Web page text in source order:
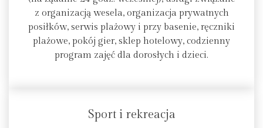
z organizacją wesela, organizacja prywatnych
posiłków, serwis plażowy i przy basenie, ręczniki
plażowe, pokój gier, sklep hotelowy, codzienny
program zajęć dla dorosłych i dzieci.
Sport i rekreacja